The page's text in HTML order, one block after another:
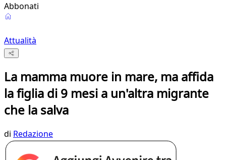
Abbonati
Attualità
La mamma muore in mare, ma affida
la figlia di 9 mesi a un'altra migrante
che la salva
di Redazione